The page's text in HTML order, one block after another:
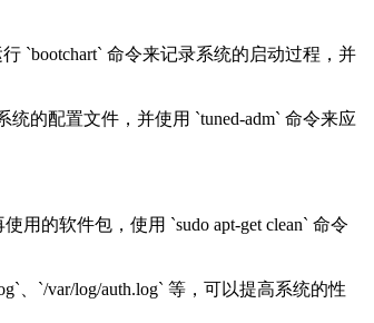
`bootchart` 命令来记录系统的启动过程，并
的配置文件，并使用 `tuned-adm` 命令来应
用的软件包，使用 `sudo apt-get clean` 命令
、`/var/log/auth.log` 等，可以提高系统的性